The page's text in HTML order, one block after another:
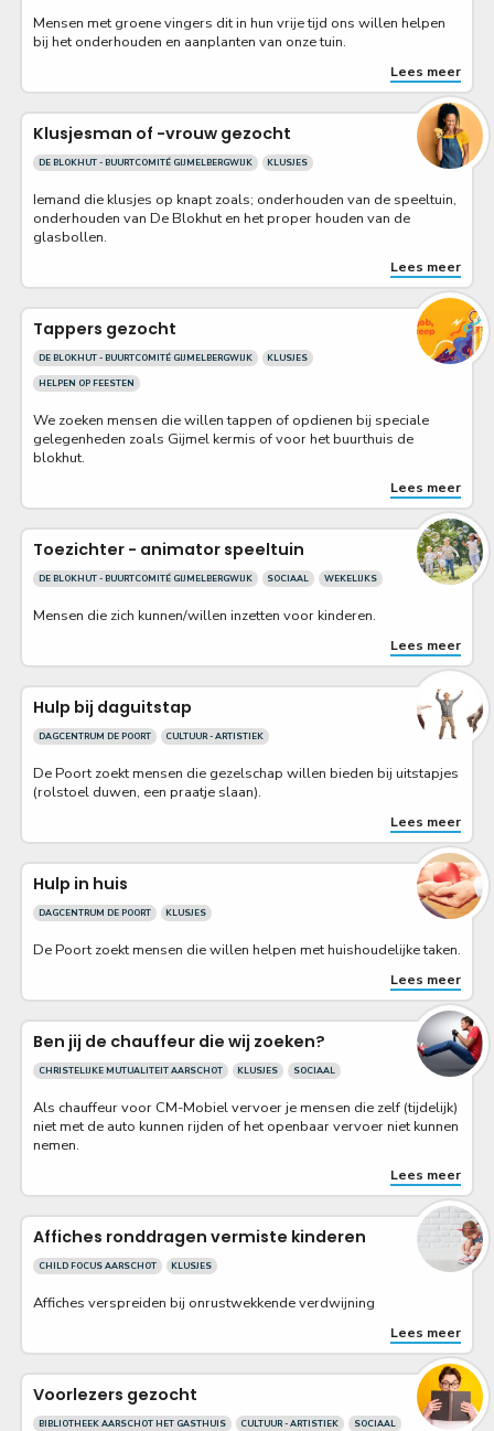
Mensen met groene vingers dit in hun vrije tijd ons willen helpen
bij het onderhouden en aanplanten van onze tuin.
Lees meer
Klusjesman of -vrouw gezocht
DE BLOKHUT - BUURTCOMITÉ GIJMELBERGWIJK KLUSJES
Iemand die klusjes op knapt zoals; onderhouden van de speeltuin,
onderhouden van De Blokhut en het proper houden van de
glasbollen.
Lees meer
Tappers gezocht
DE BLOKHUT - BUURTCOMITÉ GIJMELBERGWIJK KLUSJES
HELPEN OP FEESTEN
We zoeken mensen die willen tappen of opdienen bij speciale
gelegenheden zoals Gijmel kermis of voor het buurthuis de
blokhut.
Lees meer
Toezichter - animator speeltuin
DE BLOKHUT - BUURTCOMITÉ GIJMELBERGWIJK SOCIAAL WEKELIJKS
Mensen die zich kunnen/willen inzetten voor kinderen.
Lees meer
Hulp bij daguitstap
DAGCENTRUM DE POORT CULTUUR - ARTISTIEK
De Poort zoekt mensen die gezelschap willen bieden bij uitstapjes
(rolstoel duwen, een praatje slaan).
Lees meer
Hulp in huis
DAGCENTRUM DE POORT KLUSJES
De Poort zoekt mensen die willen helpen met huishoudelijke taken.
Lees meer
Ben jij de chauffeur die wij zoeken?
CHRISTELIJKE MUTUALITEIT AARSCHOT KLUSJES SOCIAAL
Als chauffeur voor CM-Mobiel vervoer je mensen die zelf (tijdelijk)
niet met de auto kunnen rijden of het openbaar vervoer niet kunnen
nemen.
Lees meer
Affiches ronddragen vermiste kinderen
CHILD FOCUS AARSCHOT KLUSJES
Affiches verspreiden bij onrustwekkende verdwijning
Lees meer
Voorlezers gezocht
BIBLIOTHEEK AARSCHOT HET GASTHUIS CULTUUR - ARTISTIEK SOCIAAL